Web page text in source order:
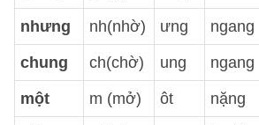
nhưng nh(nhờ) ưng ngang
chung ch(chờ) ung ngang
một m (mở) ôt nặng